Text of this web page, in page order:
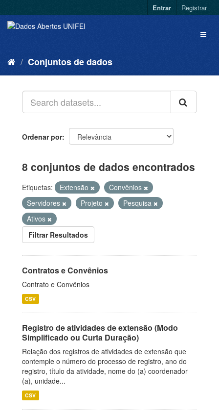
Entrar Registrar
Conjuntos de dados
Ordenar por
8 conjuntos de dados encontrados
Etiquetas: Extensão
Convênios
Servidores
Projeto
Pesquisa
Ativos
Filtrar Resultados
Contratos e Convênios
Contrato e Convênios
CSV
Registro de atividades de extensão (Modo
Simplificado ou Curta Duração)
Relação dos registros de atividades de extensão que
contemple o número do processo de registro, ano do
registro, título da atividade, nome do (a) coordenador
(a), unidade...
CSV